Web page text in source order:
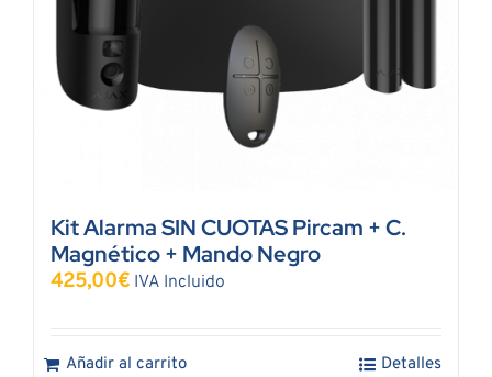
Kit Alarma SIN CUOTAS Pircam + C.
Magnético + Mando Negro
425,00€ IVA Incluido
Añadir al carrito Detalles